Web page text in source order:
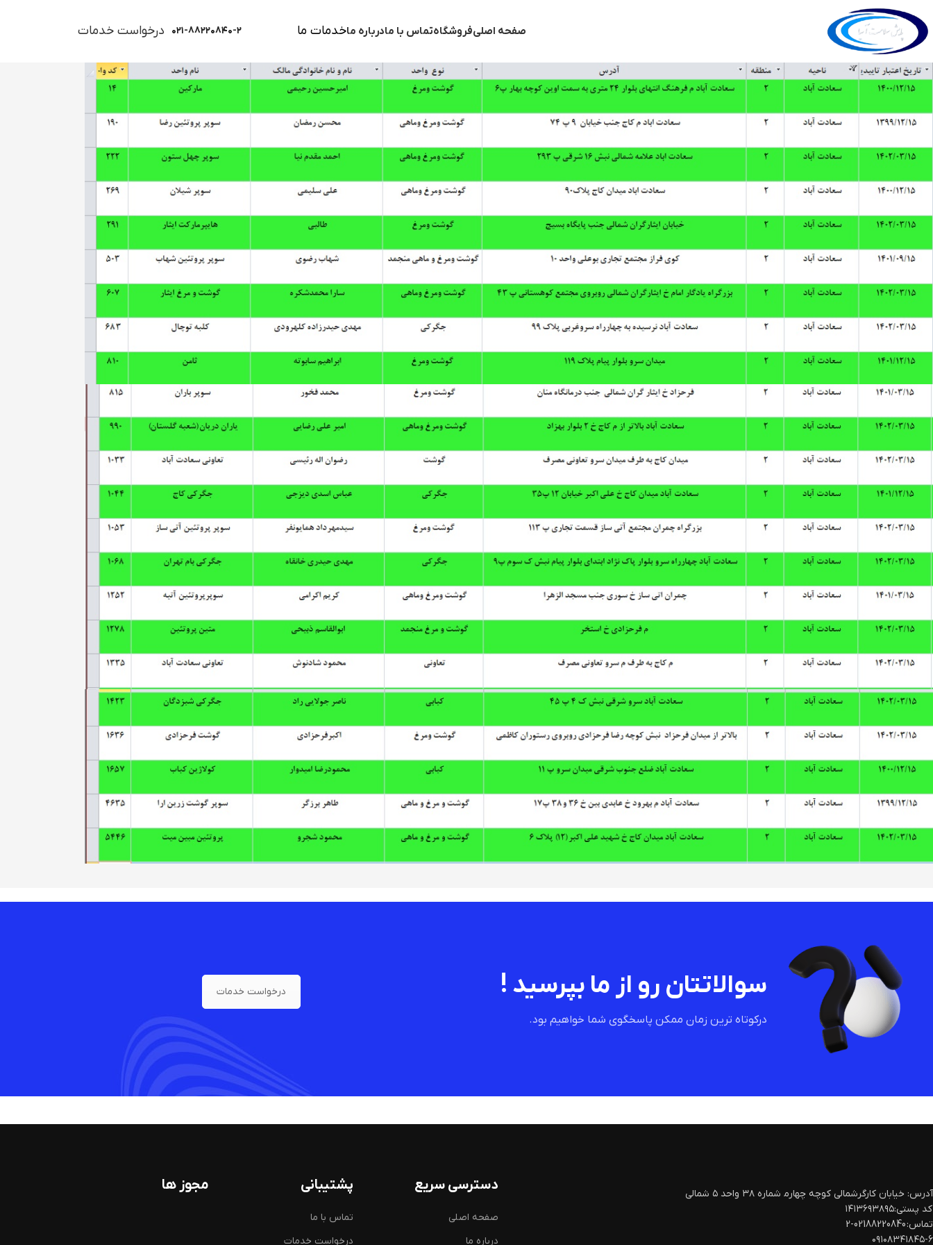
صفحه اصلیفروشگاهتماس با مادرباره ماخدمات ما ۰۲۱-۸۸۲۲۰۸۴۰-۲ درخواست خدمات
سوالاتتان رو از ما بپرسید !
درکوتاه ترین زمان ممکن پاسخگوی شما خواهیم بود.
درخواست خدمات
آدرس: خیابان کارگرشمالی کوچه چهارم‍ شماره ۳۸ واحد ۵ شمالی
کد پستی:۱۴۱۳۶۹۳۸۹۵
تماس: 02188220840-2
۰۹۱۰۸۳۴۱۸۴۵-۶
دسترسی سریع
صفحه اصلی
درباره ما
پشتیبانی
تماس با ما
درخواست خدمات
مجوز ها